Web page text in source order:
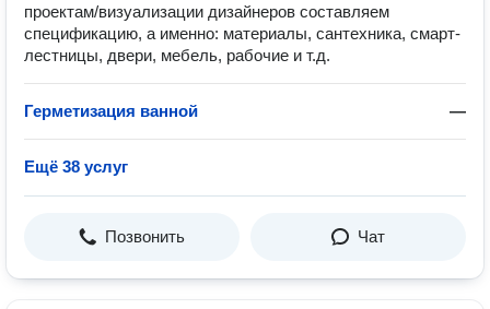
проектам/визуализации дизайнеров составляем
спецификацию, а именно: материалы, сантехника, смарт-
лестницы, двери, мебель, рабочие и т.д.
Герметизация ванной —
Ещё 38 услуг
Позвонить Чат